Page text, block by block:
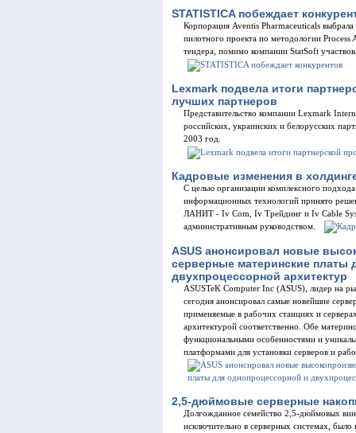
STATISTICA побеждает
Корпорация Aventis Pharmaceuticals
пилотного проекта по методологии
тендера, помимо компании StatSoft
Lexmark подвела итоги
лучших партнеров
Представительство компании Lexmark
российских, украинских и белорусских
2003 год.
Кадровые изменения в
С целью организации комплексного
информационных технологий принято
ЛАНИТ - Iv Com, Iv Трейдинг и Iv Cable
административным руководством.
ASUS анонсировал новые
серверные материнские платы
двухпроцессорной архитектур
ASUSTeK Computer Inc (ASUS), лидер на
сегодня анонсировал самые новейшие
применяемые в рабочих станциях и
архитектурой соответственно. Обе
функциональными особенностями и
платформами для установки серверов и
2,5-дюймовые серверные
Долгожданное семейство 2,5-дюймовых
исключительно в серверных системах,